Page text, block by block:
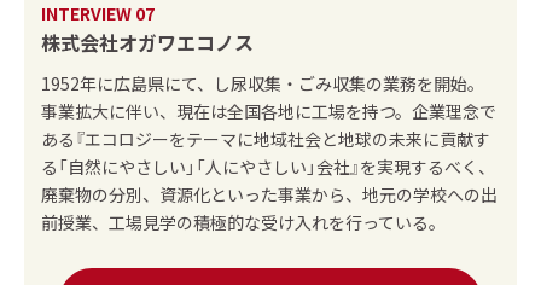
INTERVIEW 07
株式会社オガワエコノス
1952年に広島県にて、し尿収集・ごみ収集の業務を開始。
事業拡大に伴い、現在は全国各地に工場を持つ。企業理念で
ある『エコロジーをテーマに地域社会と地球の未来に貢献す
る「自然にやさしい」「人にやさしい」会社』を実現するべく、
廃棄物の分別、資源化といった事業から、地元の学校への出
前授業、工場見学の積極的な受け入れを行っている。